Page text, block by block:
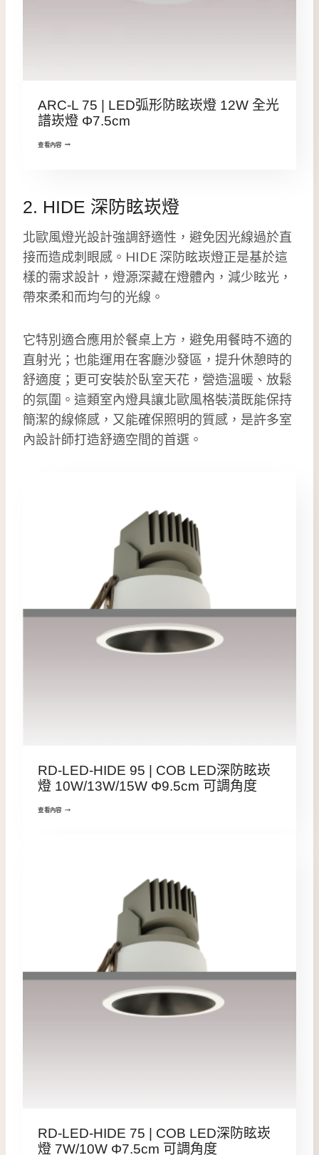
ARC-L 75 | LED弧形防眩崁燈 12W 全光
譜崁燈 Φ7.5cm
查看內容
2. HIDE 深防眩崁燈
北歐風燈光設計強調舒適性，避免因光線過於直
接而造成刺眼感。HIDE 深防眩崁燈正是基於這
樣的需求設計，燈源深藏在燈體內，減少眩光，
帶來柔和而均勻的光線。
它特別適合應用於餐桌上方，避免用餐時不適的
直射光；也能運用在客廳沙發區，提升休憩時的
舒適度；更可安裝於臥室天花，營造溫暖、放鬆
的氛圍。這類室內燈具讓北歐風格裝潢既能保持
簡潔的線條感，又能確保照明的質感，是許多室
內設計師打造舒適空間的首選。
RD-LED-HIDE 95 | COB LED深防眩崁
燈 10W/13W/15W Φ9.5cm 可調角度
查看內容
RD-LED-HIDE 75 | COB LED深防眩崁
燈 7W/10W Φ7.5cm 可調角度